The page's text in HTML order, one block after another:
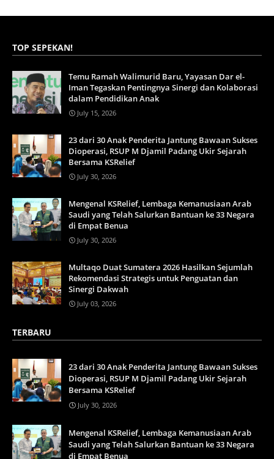
TOP SEPEKAN!
Temu Ramah Walimurid Baru, Yayasan Dar el-
Iman Tegaskan Pentingnya Sinergi dan Kolaborasi
dalam Pendidikan Anak
July 15, 2026
23 dari 30 Anak Penderita Jantung Bawaan Sukses
Dioperasi, RSUP M Djamil Padang Ukir Sejarah
Bersama KSRelief
July 30, 2026
Mengenal KSRelief, Lembaga Kemanusiaan Arab
Saudi yang Telah Salurkan Bantuan ke 33 Negara
di Empat Benua
July 30, 2026
Multaqo Duat Sumatera 2026 Hasilkan Sejumlah
Rekomendasi Strategis untuk Penguatan dan
Sinergi Dakwah
July 03, 2026
TERBARU
23 dari 30 Anak Penderita Jantung Bawaan Sukses
Dioperasi, RSUP M Djamil Padang Ukir Sejarah
Bersama KSRelief
July 30, 2026
Mengenal KSRelief, Lembaga Kemanusiaan Arab
Saudi yang Telah Salurkan Bantuan ke 33 Negara
di Empat Benua